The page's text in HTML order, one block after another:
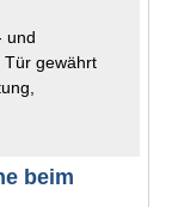
und
Tür gewährt
beim